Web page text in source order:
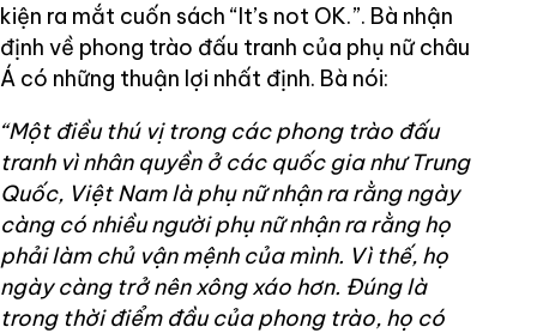
kiện ra mắt cuốn sách “It’s not OK.”. Bà nhận
định về phong trào đấu tranh của phụ nữ châu
Á có những thuận lợi nhất định. Bà nói:
“Một điều thú vị trong các phong trào đấu
tranh vì nhân quyền ở các quốc gia như Trung
Quốc, Việt Nam là phụ nữ nhận ra rằng ngày
càng có nhiều người phụ nữ nhận ra rằng họ
phải làm chủ vận mệnh của mình. Vì thế, họ
ngày càng trở nên xông xáo hơn. Đúng là
trong thời điểm đầu của phong trào, họ có